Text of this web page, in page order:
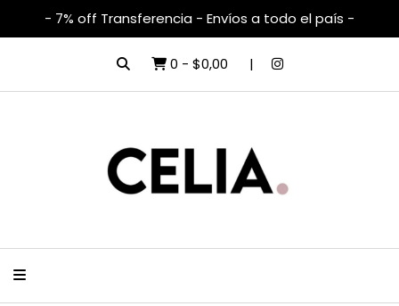
- 7% off Transferencia - Envíos a todo el país -
0 - $0,00